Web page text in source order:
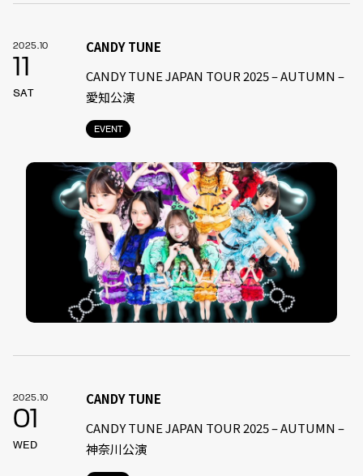
2025.10
11
SAT
EVENT
CANDY TUNE
CANDY TUNE JAPAN TOUR 2025 – AUTUMN –
愛知公演
2025.10
01
WED
CANDY TUNE
CANDY TUNE JAPAN TOUR 2025 – AUTUMN –
神奈川公演